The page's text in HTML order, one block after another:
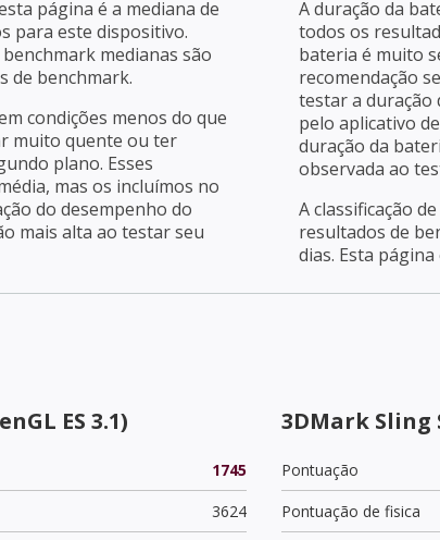
página é a mediana de
para este dispositivo.
medianas são
de benchmark.
condições menos do que
muito quente ou ter
plano. Esses
mas os incluímos no
do desempenho do
mais alta ao testar seu
A duração da
todos os
bateria é muito
recomendação
testar a duração
pelo aplicativo
duração da
observada ao
A classificação
resultados de
dias. Esta
ES 3.1)
1745
3624
3DMark Sling
Pontuação
Pontuação de fisica